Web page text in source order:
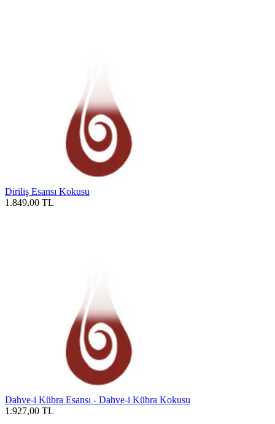
Diriliş Esansı Kokusu
1.849,00 TL
Dahve-i Kübra Esansı - Dahve-i Kübra Kokusu
1.927,00 TL